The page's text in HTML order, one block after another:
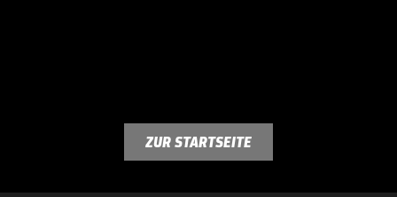
ZUR STARTSEITE